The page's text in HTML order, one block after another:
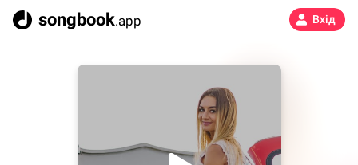
songbook.app Вхід